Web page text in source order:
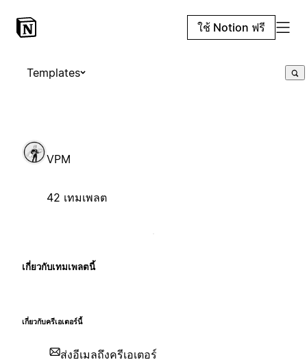
ใช้ Notion ฟรี
Templates
VPM
42 เทมเพลต
เกี่ยวกับเทมเพลตนี้
เกี่ยวกับครีเอเตอร์นี้
ส่งอีเมลถึงครีเอเตอร์